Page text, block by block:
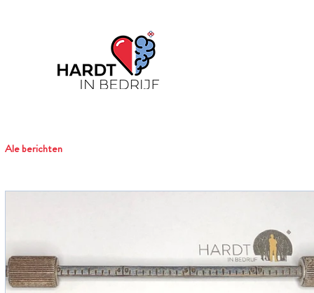
Ale berichten